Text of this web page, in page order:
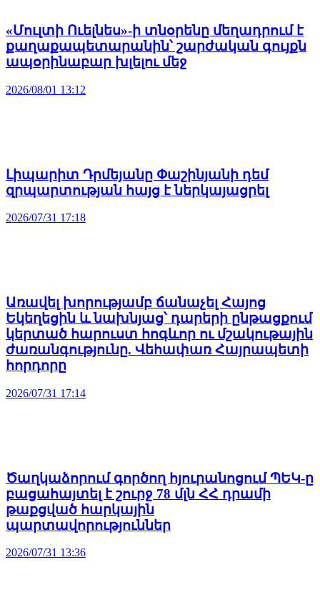
«Մուլտի Ուելնես»-ի տնօրենը մեղադրում է
քաղաքապետարանին՝ շարժական գույքն
ապօրինաբար խլելու մեջ
2026/08/01 13:12
Լիպարիտ Դրմեյանը Փաշինյանի դեմ
զրպարտության հայց է ներկայացրել
2026/07/31 17:18
Առավել խորությամբ ճանաչել Հայոց
Եկեղեցին և նախնյաց՝ դարերի ընթացքում
կերտած հարուստ հոգևոր ու մշակութային
ժառանգությունը. Վեհափառ Հայրապետի
հորդորը
2026/07/31 17:14
Ծաղկաձորում գործող հյուրանոցում ՊԵԿ-ը
բացահայտել է շուրջ 78 մլն ՀՀ դրամի
թաքցված հարկային
պարտավորություններ
2026/07/31 13:36